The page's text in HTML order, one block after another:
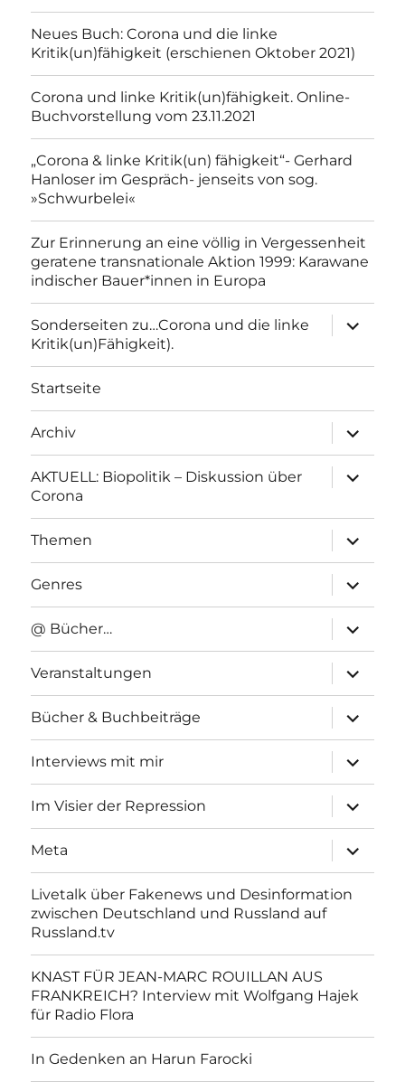
Neues Buch: Corona und die linke
Kritik(un)fähigkeit (erschienen Oktober 2021)
Corona und linke Kritik(un)fähigkeit. Online-
Buchvorstellung vom 23.11.2021
„Corona & linke Kritik(un) fähigkeit“- Gerhard
Hanloser im Gespräch- jenseits von sog.
»Schwurbelei«
Zur Erinnerung an eine völlig in Vergessenheit
geratene transnationale Aktion 1999: Karawane
indischer Bauer*innen in Europa
Sonderseiten zu…Corona und die linke
Kritik(un)Fähigkeit).
anzeigen
Startseite
Archiv
anzeigen
AKTUELL: Biopolitik – Diskussion über
Corona
anzeigen
Themen
anzeigen
Genres
anzeigen
@ Bücher…
anzeigen
Veranstaltungen
anzeigen
Bücher & Buchbeiträge
anzeigen
Interviews mit mir
anzeigen
Im Visier der Repression
anzeigen
Meta
anzeigen
Livetalk über Fakenews und Desinformation
zwischen Deutschland und Russland auf
Russland.tv
KNAST FÜR JEAN-MARC ROUILLAN AUS
FRANKREICH? Interview mit Wolfgang Hajek
für Radio Flora
In Gedenken an Harun Farocki